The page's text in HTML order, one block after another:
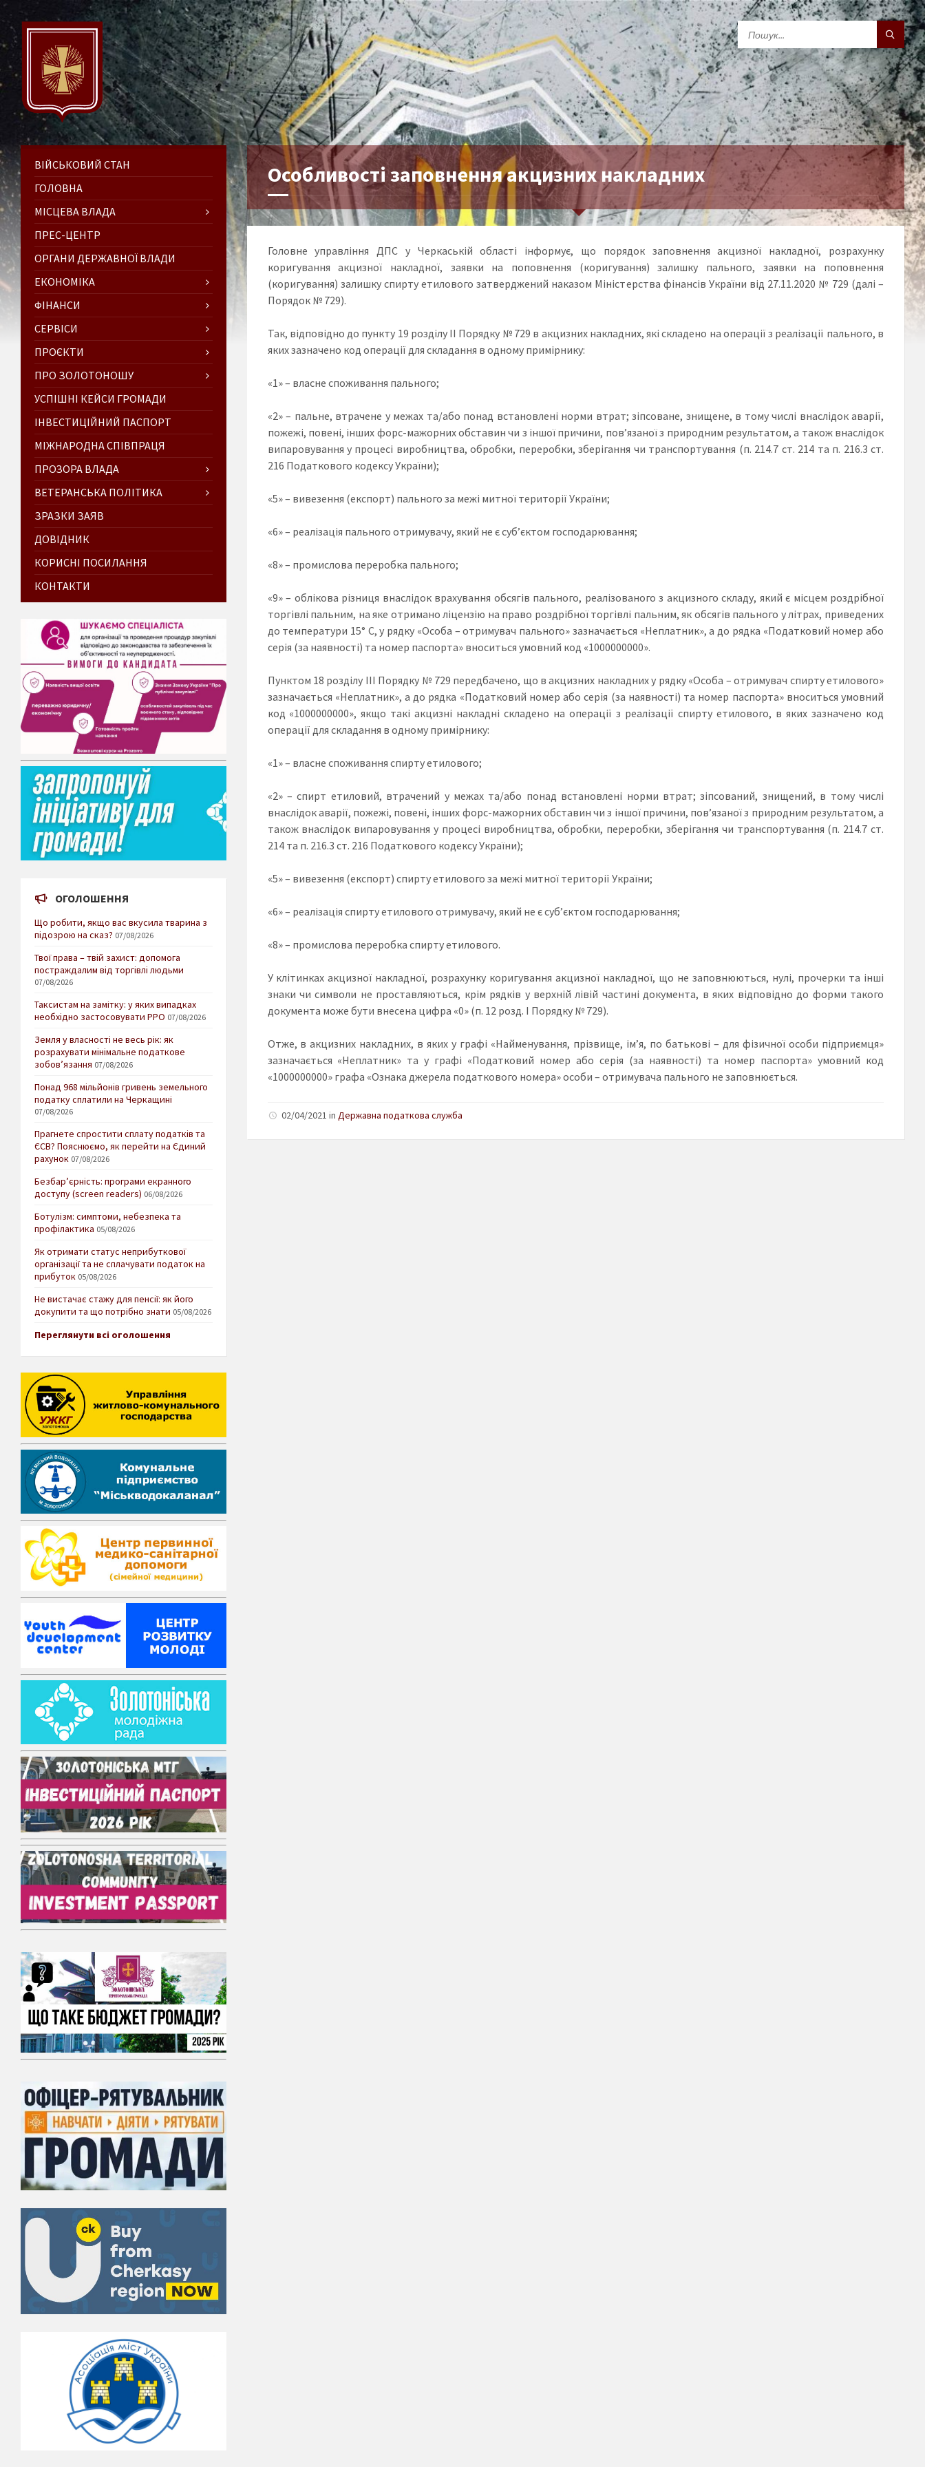
Особливості заповнення акцизних накладних
Головне управління ДПС у Черкаській області інформує, що порядок заповнення акцизної накладної, розрахунку
коригування акцизної накладної, заявки на поповнення (коригування) залишку пального, заявки на поповнення
(коригування) залишку спирту етилового затверджений наказом Міністерства фінансів України від 27.11.2020 № 729 (далі –
Порядок № 729).
Так, відповідно до пункту 19 розділу ІІ Порядку № 729 в акцизних накладних, які складено на операції з реалізації пального, в
яких зазначено код операції для складання в одному примірнику:
«1» – власне споживання пального;
«2» – пальне, втрачене у межах та/або понад встановлені норми втрат; зіпсоване, знищене, в тому числі внаслідок аварії,
пожежі, повені, інших форс-мажорних обставин чи з іншої причини, пов’язаної з природним результатом, а також внаслідок
випаровування у процесі виробництва, обробки, переробки, зберігання чи транспортування (п. 214.7 ст. 214 та п. 216.3 ст.
216 Податкового кодексу України);
«5» – вивезення (експорт) пального за межі митної території України;
«6» – реалізація пального отримувачу, який не є суб’єктом господарювання;
«8» – промислова переробка пального;
«9» – облікова різниця внаслідок врахування обсягів пального, реалізованого з акцизного складу, який є місцем роздрібної
торгівлі пальним, на яке отримано ліцензію на право роздрібної торгівлі пальним, як обсягів пального у літрах, приведених
до температури 15° C, у рядку «Особа – отримувач пального» зазначається «Неплатник», а до рядка «Податковий номер або
серія (за наявності) та номер паспорта» вноситься умовний код «1000000000».
Пунктом 18 розділу ІІІ Порядку № 729 передбачено, що в акцизних накладних у рядку «Особа – отримувач спирту етилового»
зазначається «Неплатник», а до рядка «Податковий номер або серія (за наявності) та номер паспорта» вноситься умовний
код «1000000000», якщо такі акцизні накладні складено на операції з реалізації спирту етилового, в яких зазначено код
операції для складання в одному примірнику:
«1» – власне споживання спирту етилового;
«2» – спирт етиловий, втрачений у межах та/або понад встановлені норми втрат; зіпсований, знищений, в тому числі
внаслідок аварії, пожежі, повені, інших форс-мажорних обставин чи з іншої причини, пов’язаної з природним результатом, а
також внаслідок випаровування у процесі виробництва, обробки, переробки, зберігання чи транспортування (п. 214.7 ст.
214 та п. 216.3 ст. 216 Податкового кодексу України);
«5» – вивезення (експорт) спирту етилового за межі митної території України;
«6» – реалізація спирту етилового отримувачу, який не є суб’єктом господарювання;
«8» – промислова переробка спирту етилового.
У клітинках акцизної накладної, розрахунку коригування акцизної накладної, що не заповнюються, нулі, прочерки та інші
знаки чи символи не проставляються, крім рядків у верхній лівій частині документа, в яких відповідно до форми такого
документа може бути внесена цифра «0» (п. 12 розд. І Порядку № 729).
Отже, в акцизних накладних, в яких у графі «Найменування, прізвище, ім’я, по батькові – для фізичної особи підприємця»
зазначається «Неплатник» та у графі «Податковий номер або серія (за наявності) та номер паспорта» умовний код
«1000000000» графа «Ознака джерела податкового номера» особи – отримувача пального не заповнюється.
02/04/2021 in Державна податкова служба
ВІЙСЬКОВИЙ СТАН
ГОЛОВНА
МІСЦЕВА ВЛАДА
ПРЕС-ЦЕНТР
ОРГАНИ ДЕРЖАВНОЇ ВЛАДИ
ЕКОНОМІКА
ФІНАНСИ
СЕРВІСИ
ПРОЄКТИ
ПРО ЗОЛОТОНОШУ
УСПІШНІ КЕЙСИ ГРОМАДИ
ІНВЕСТИЦІЙНИЙ ПАСПОРТ
МІЖНАРОДНА СПІВПРАЦЯ
ПРОЗОРА ВЛАДА
ВЕТЕРАНСЬКА ПОЛІТИКА
ЗРАЗКИ ЗАЯВ
ДОВІДНИК
КОРИСНІ ПОСИЛАННЯ
КОНТАКТИ
ОГОЛОШЕННЯ
Що робити, якщо вас вкусила тварина з
підозрою на сказ? 07/08/2026
Твої права – твій захист: допомога
постраждалим від торгівлі людьми
07/08/2026
Таксистам на замітку: у яких випадках
необхідно застосовувати РРО 07/08/2026
Земля у власності не весь рік: як
розрахувати мінімальне податкове
зобов’язання 07/08/2026
Понад 968 мільйонів гривень земельного
податку сплатили на Черкащині
07/08/2026
Прагнете спростити сплату податків та
ЄСВ? Пояснюємо, як перейти на Єдиний
рахунок 07/08/2026
Безбар’єрність: програми екранного
доступу (screen readers) 06/08/2026
Ботулізм: симптоми, небезпека та
профілактика 05/08/2026
Як отримати статус неприбуткової
організації та не сплачувати податок на
прибуток 05/08/2026
Не вистачає стажу для пенсії: як його
докупити та що потрібно знати 05/08/2026
Переглянути всі оголошення